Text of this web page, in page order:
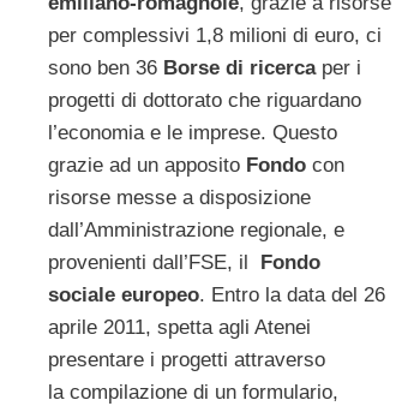
per complessivi 1,8 milioni di euro, ci
sono ben 36 Borse di ricercaper i
progetti di dottorato che riguardano
l’economia e le imprese. Questo
grazie ad un apposito Fondo con
risorse messe a disposizione
dall’Amministrazione regionale, e
provenienti dall’FSE, il Fondo
sociale europeo. Entro la data del 26
aprile 2011, spetta agli Atenei
presentare i progetti attraverso
la compilazione di un formulario,